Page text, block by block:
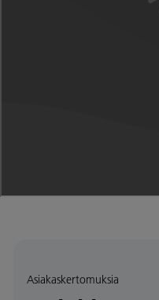
Asiakaskertomuksia